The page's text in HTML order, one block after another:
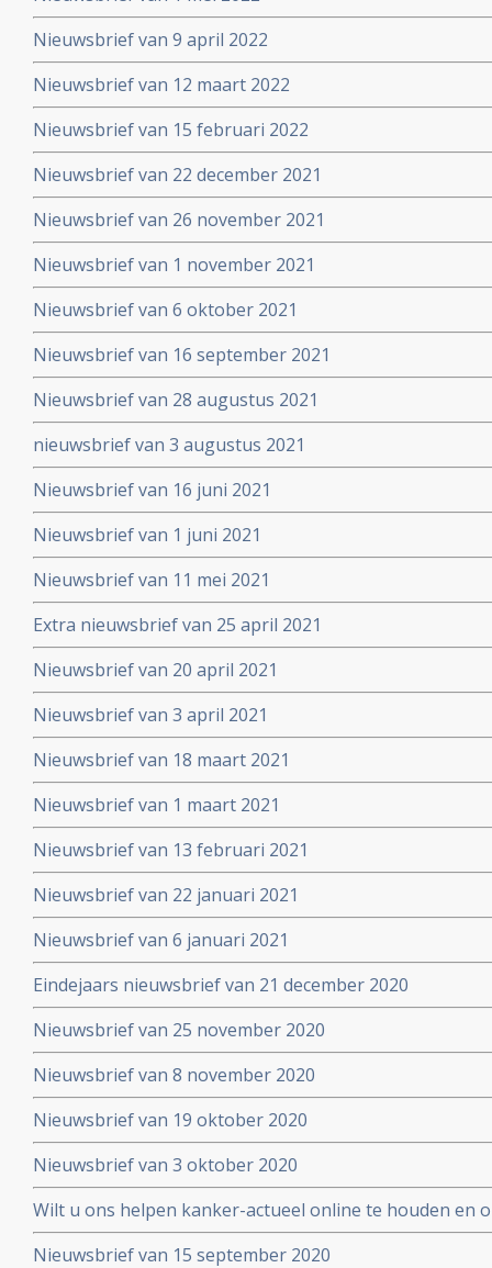
Nieuwsbrief van 9 april 2022
Nieuwsbrief van 12 maart 2022
Nieuwsbrief van 15 februari 2022
Nieuwsbrief van 22 december 2021
Nieuwsbrief van 26 november 2021
Nieuwsbrief van 1 november 2021
Nieuwsbrief van 6 oktober 2021
Nieuwsbrief van 16 september 2021
Nieuwsbrief van 28 augustus 2021
nieuwsbrief van 3 augustus 2021
Nieuwsbrief van 16 juni 2021
Nieuwsbrief van 1 juni 2021
Nieuwsbrief van 11 mei 2021
Extra nieuwsbrief van 25 april 2021
Nieuwsbrief van 20 april 2021
Nieuwsbrief van 3 april 2021
Nieuwsbrief van 18 maart 2021
Nieuwsbrief van 1 maart 2021
Nieuwsbrief van 13 februari 2021
Nieuwsbrief van 22 januari 2021
Nieuwsbrief van 6 januari 2021
Eindejaars nieuwsbrief van 21 december 2020
Nieuwsbrief van 25 november 2020
Nieuwsbrief van 8 november 2020
Nieuwsbrief van 19 oktober 2020
Nieuwsbrief van 3 oktober 2020
Wilt u ons helpen kanker-actueel online te houden en
extra donatie aub?
Nieuwsbrief van 15 september 2020